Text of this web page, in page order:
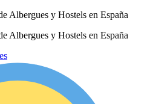
Albergues y Hostels en España
Albergues y Hostels en España